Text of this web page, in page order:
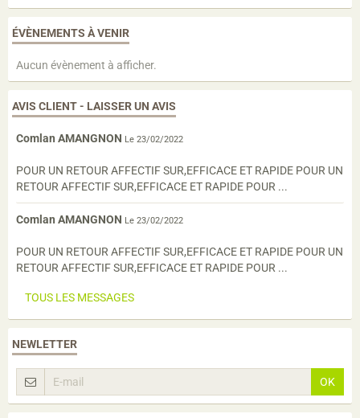
ÉVÈNEMENTS À VENIR
Aucun évènement à afficher.
AVIS CLIENT - LAISSER UN AVIS
Comlan AMANGNON Le 23/02/2022
POUR UN RETOUR AFFECTIF SUR,EFFICACE ET RAPIDE POUR UN
RETOUR AFFECTIF SUR,EFFICACE ET RAPIDE POUR ...
Comlan AMANGNON Le 23/02/2022
POUR UN RETOUR AFFECTIF SUR,EFFICACE ET RAPIDE POUR UN
RETOUR AFFECTIF SUR,EFFICACE ET RAPIDE POUR ...
TOUS LES MESSAGES
NEWLETTER
OK